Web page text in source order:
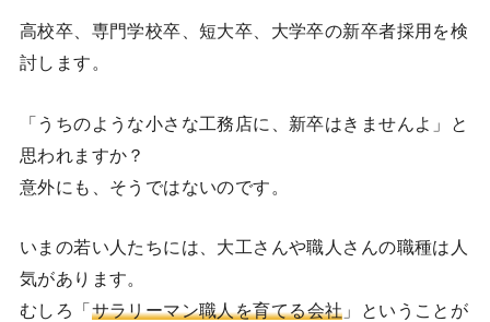
高校卒、専門学校卒、短大卒、大学卒の新卒者採用を検
討します。
「うちのような小さな工務店に、新卒はきませんよ」と
思われますか？
意外にも、そうではないのです。
いまの若い人たちには、大工さんや職人さんの職種は人
気があります。
むしろ「サラリーマン職人を育てる会社 」ということが